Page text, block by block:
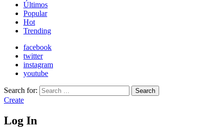
Últimos
Popular
Hot
Trending
facebook
twitter
instagram
youtube
Search for: Search
Create
Log In